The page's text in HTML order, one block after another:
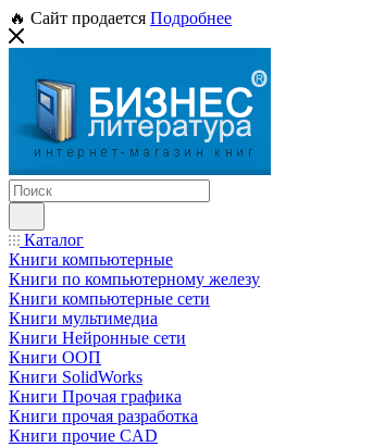
🔥 Сайт продается Подробнее
Каталог
Книги компьютерные
Книги по компьютерному железу
Книги компьютерные сети
Книги мультимедиа
Книги Нейронные сети
Книги ООП
Книги SolidWorks
Книги Прочая графика
Книги прочая разработка
Книги прочие CAD